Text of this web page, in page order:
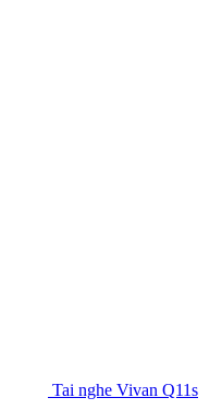
Tai nghe Vivan Q11s